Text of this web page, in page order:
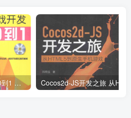
Unity3D/2D游戏开发从0到1 （刘国柱著） 完整版_游戏开发教程